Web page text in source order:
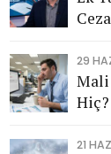
29
Mali
21